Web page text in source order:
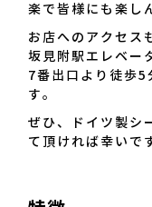
楽で皆様にも楽し
お店へのアクセス
坂見附駅エレベー
7番出口より徒歩5
す。
ぜひ、ドイツ製シ
て頂ければ幸いで